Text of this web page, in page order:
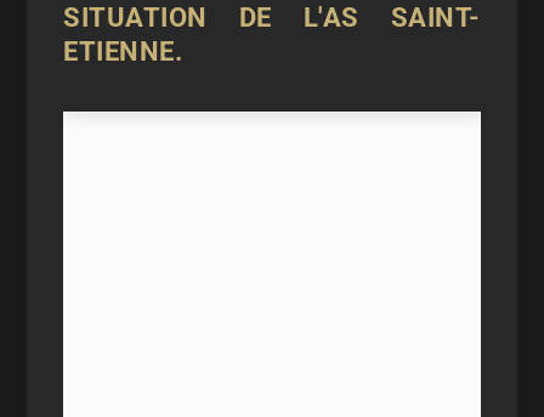
SITUATION DE L'AS SAINT-
ETIENNE.